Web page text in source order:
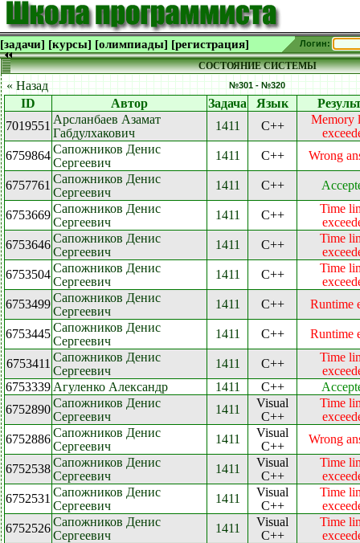
[задачи] [курсы] [олимпиады] [регистрация] Логин:
СОСТОЯНИЕ СИСТЕМЫ
« Назад №301 - №320
ID Автор Задача Язык
7019551 Арсланбаев Азамат
Габдулхакович
1411 C++
Memory
6759864Сапожников Денис
Сергеевич
1411 C++ Wrong
6757761 Сапожников Денис
Сергеевич
1411 C++
6753669Сапожников Денис
Сергеевич
1411 C++
Time
6753646Сапожников Денис
Сергеевич
1411 C++
Time
6753504Сапожников Денис
Сергеевич
1411 C++
Time
6753499Сапожников Денис
Сергеевич
1411 C++ Runtime
6753445Сапожников Денис
Сергеевич
1411 C++ Runtime
6753411 Сапожников Денис
Сергеевич
1411 C++
Time
6753339 Агуленко Александр 1411 C++
6752890Сапожников Денис
Сергеевич
1411
Visual
C++
Time
6752886Сапожников Денис
Сергеевич
1411
Visual
C++
Wrong
6752538Сапожников Денис
Сергеевич
1411
Visual
C++
Time
6752531 Сапожников Денис
Сергеевич
1411
Visual
C++
Time
6752526Сапожников Денис
Сергеевич
1411
Visual
C++
Time